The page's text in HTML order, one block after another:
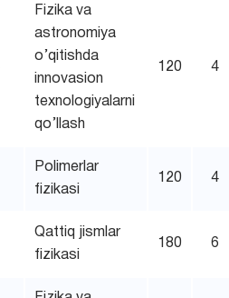
Fizika va
astronomiya
o’qitishda
innovasion
texnologiyalarni
qo’llash
120 4
Polimerlar
fizikasi
120 4
Qattiq jismlar
fizikasi
180 6